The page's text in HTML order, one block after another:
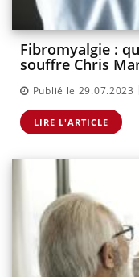
Fibromyalgie :
souffre Chris
Publié le 29.07.2023
LIRE L'ARTICLE